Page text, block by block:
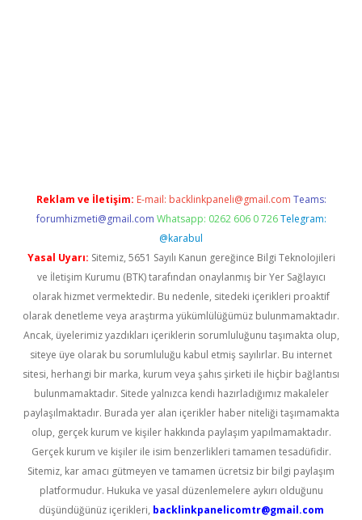
Reklam ve İletişim: E-mail: backlinkpaneli@gmail.com Teams:
forumhizmeti@gmail.com Whatsapp: 0262 606 0 726 Telegram:
@karabul
Yasal Uyarı: Sitemiz, 5651 Sayılı Kanun gereğince Bilgi Teknolojileri
ve İletişim Kurumu (BTK) tarafından onaylanmış bir Yer Sağlayıcı
olarak hizmet vermektedir. Bu nedenle, sitedeki içerikleri proaktif
olarak denetleme veya araştırma yükümlülüğümüz bulunmamaktadır.
Ancak, üyelerimiz yazdıkları içeriklerin sorumluluğunu taşımakta olup,
siteye üye olarak bu sorumluluğu kabul etmiş sayılırlar. Bu internet
sitesi, herhangi bir marka, kurum veya şahıs şirketi ile hiçbir bağlantısı
bulunmamaktadır. Sitede yalnızca kendi hazırladığımız makaleler
paylaşılmaktadır. Burada yer alan içerikler haber niteliği taşımamakta
olup, gerçek kurum ve kişiler hakkında paylaşım yapılmamaktadır.
Gerçek kurum ve kişiler ile isim benzerlikleri tamamen tesadüfidir.
Sitemiz, kar amacı gütmeyen ve tamamen ücretsiz bir bilgi paylaşım
platformudur. Hukuka ve yasal düzenlemelere aykırı olduğunu
düşündüğünüz içerikleri, backlinkpanelicomtr@gmail.com